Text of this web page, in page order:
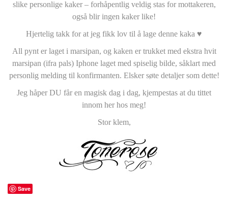
slike personlige kaker – forhåpentlig veldig stas for mottakeren,
også blir ingen kaker like!
Hjertelig takk for at jeg fikk lov til å lage denne kaka ♥
All pynt er laget i marsipan, og kaken er trukket med ekstra hvit
marsipan (ifra pals) Iphone laget med spiselig bilde, såklart med
personlig melding til konfirmanten. Elsker søte detaljer som dette!
Jeg håper DU får en magisk dag i dag, kjempestas at du tittet
innom her hos meg!
Stor klem,
Save